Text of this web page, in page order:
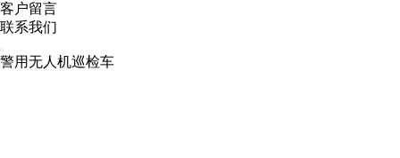
客户留言
联系我们
警用无人机巡检车